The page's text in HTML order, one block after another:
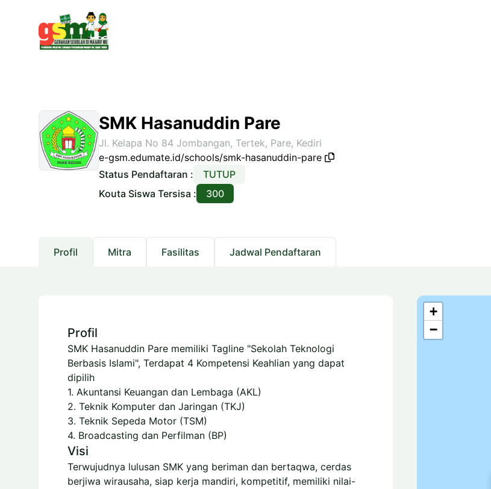
SMK Hasanuddin Pare
Jl. Kelapa No 84 Jombangan, Tertek, Pare, Kediri
e-gsm.edumate.id/schools/smk-hasanuddin-pare
Status Pendaftaran :
TUTUP
Kouta Siswa Tersisa :
300
Profil Mitra Fasilitas Jadwal Pendaftaran
Profil
SMK Hasanuddin Pare memiliki Tagline "Sekolah Teknologi
Berbasis Islami", Terdapat 4 Kompetensi Keahlian yang dapat
dipilih
1. Akuntansi Keuangan dan Lembaga (AKL)
2. Teknik Komputer dan Jaringan (TKJ)
3. Teknik Sepeda Motor (TSM)
4. Broadcasting dan Perfilman (BP)
Visi
Terwujudnya lulusan SMK yang beriman dan bertaqwa, cerdas
berjiwa wirausaha, siap kerja mandiri, kompetitif, memiliki nilai-
+
−